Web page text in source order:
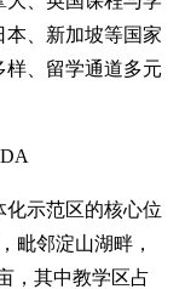
本、新加坡等国家
样、留学通道多元
示范区的核心位
毗邻淀山湖畔，
，其中教学区占